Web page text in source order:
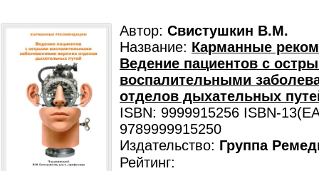
Автор: Свистушкин В.М.
Название: Карманные
Ведение пациентов с
воспалительными
отделов дыхательных
ISBN: 9999915256 ISBN-
9789999915250
Издательство: Группа
Рейтинг: